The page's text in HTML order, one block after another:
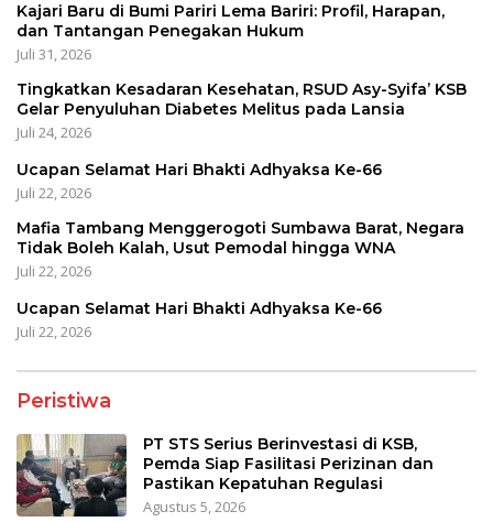
Kajari Baru di Bumi Pariri Lema Bariri: Profil, Harapan,
dan Tantangan Penegakan Hukum
Juli 31, 2026
Tingkatkan Kesadaran Kesehatan, RSUD Asy-Syifa’ KSB
Gelar Penyuluhan Diabetes Melitus pada Lansia
Juli 24, 2026
Ucapan Selamat Hari Bhakti Adhyaksa Ke-66
Juli 22, 2026
Mafia Tambang Menggerogoti Sumbawa Barat, Negara
Tidak Boleh Kalah, Usut Pemodal hingga WNA
Juli 22, 2026
Ucapan Selamat Hari Bhakti Adhyaksa Ke-66
Juli 22, 2026
Peristiwa
PT STS Serius Berinvestasi di KSB,
Pemda Siap Fasilitasi Perizinan dan
Pastikan Kepatuhan Regulasi
Agustus 5, 2026